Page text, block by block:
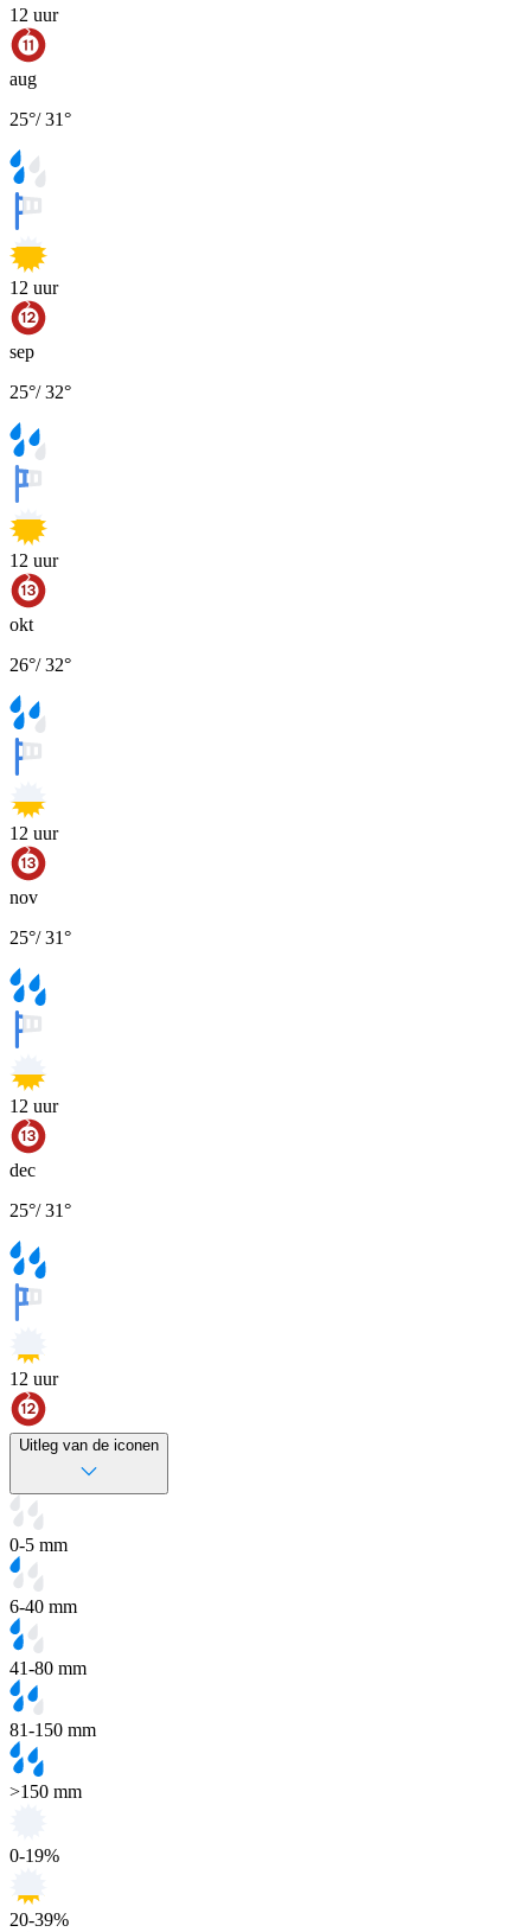
12 uur
aug
25°/31°
12 uur
sep
25°/32°
12 uur
okt
26°/32°
12 uur
nov
25°/31°
12 uur
dec
25°/31°
12 uur
Uitleg van de iconen
0-5 mm
6-40 mm
41-80 mm
81-150 mm
>150 mm
0-19%
20-39%